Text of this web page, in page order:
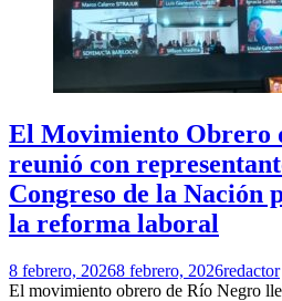
El Movimiento Obrero
reunió con
Congreso de la Nación
la reforma laboral
8 febrero, 20268 febrero, 2026redactor
El movimiento obrero de Río Negro